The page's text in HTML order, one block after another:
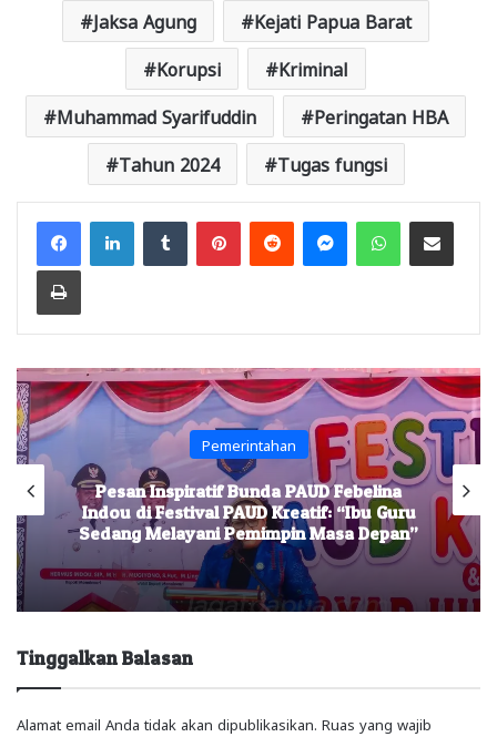
Jaksa Agung Kejati Papua Barat
Korupsi Kriminal
Muhammad Syarifuddin Peringatan HBA
Tahun 2024 Tugas fungsi
FacebookLinkedInTumblr PinterestReddit MessengerWhatsAppShare via Email
Print
Pemerintahan
Pesan Inspiratif Bunda PAUD Febelina
Indou di Festival PAUD Kreatif: “Ibu Guru
Sedang Melayani Pemimpin Masa Depan”
Tinggalkan Balasan
Alamat email Anda tidak akan dipublikasikan. Ruas yang wajib